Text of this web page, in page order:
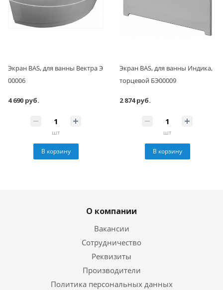
Экран BAS, для ванны Вектра Э
00006
4 690 руб.
шт
В корзину
Экран BAS, для ванны Индика,
торцевой БЭ00009
2 874 руб.
шт
В корзину
О компании
Вакансии
Сотрудничество
Реквизиты
Производители
Политика персональных данных